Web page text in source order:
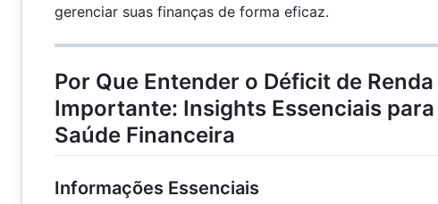
gerenciar suas finanças de forma eficaz.
Por Que Entender o Déficit de Renda
Importante: Insights Essenciais para
Saúde Financeira
Informações Essenciais